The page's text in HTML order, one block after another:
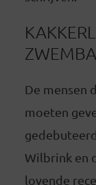
De mensen
moeten
Wilbrink en
lovende